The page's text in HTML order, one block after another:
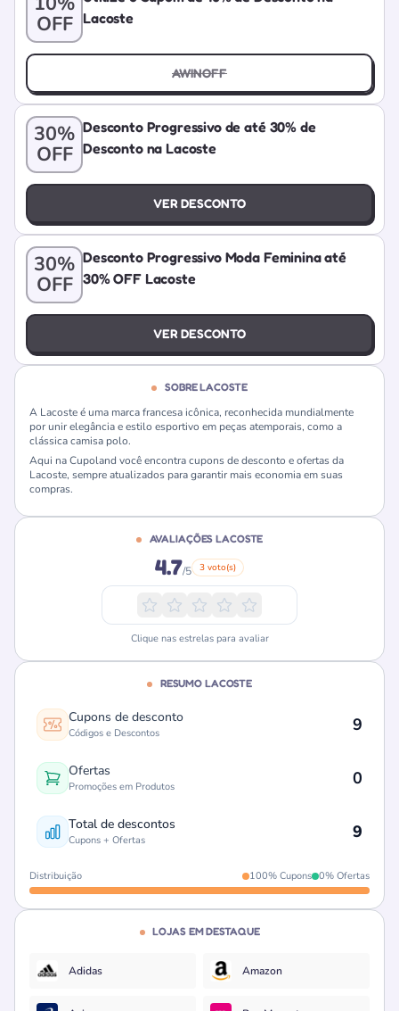
OFF Lacoste
AWINOFF
30%
OFF
Desconto Progressivo de até 30% de
Desconto na Lacoste
VER DESCONTO
30%
OFF
Desconto Progressivo Moda Feminina até
30% OFF Lacoste
VER DESCONTO
SOBRE LACOSTE
A Lacoste é uma marca francesa icônica, reconhecida mundialmente
por unir elegância e estilo esportivo em peças atemporais, como a
clássica camisa polo.
Aqui na Cupoland você encontra cupons de desconto e ofertas da
Lacoste, sempre atualizados para garantir mais economia em suas
compras.
AVALIAÇÕES LACOSTE
4.7/5 3 voto(s)
Clique nas estrelas para avaliar
RESUMO LACOSTE
Cupons de desconto
Códigos e Descontos 9
Ofertas
Promoções em Produtos 0
Total de descontos
Cupons + Ofertas 9
Distribuição 100% Cupons 0% Ofertas
LOJAS EM DESTAQUE
Adidas Amazon